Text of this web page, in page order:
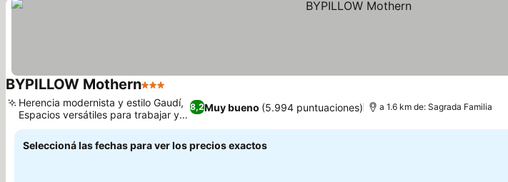
BYPILLOW Mothern3 Estrellas
8,2Muy bueno (5.994 puntuaciones)
Herencia modernista y estilo Gaudí,
Espacios versátiles para trabajar y
relajarse
a 1.6 km de: Sagrada Familia
Seleccioná las fechas para ver los precios exactos